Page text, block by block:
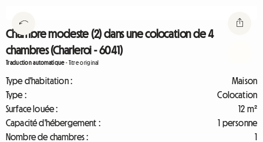
Chambre modeste (2) dans une colocation de 4
chambres (Charleroi - 6041)
Traduction automatique-Titre original
Type d'habitation :
Maison
Type :
Colocation
Surface louée :
12 m²
Capacité d'hébergement :
1 personne
Nombre de chambres :
1